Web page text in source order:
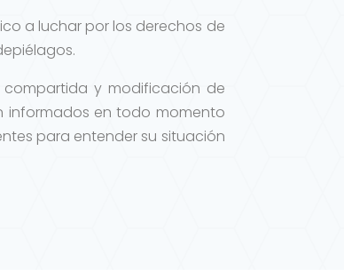
a luchar por los derechos de
compartida y modificación de
informados en todo momento
para entender su situación